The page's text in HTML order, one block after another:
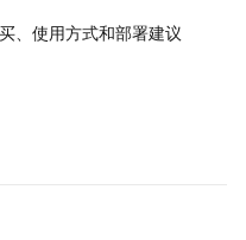
、使用方式和部署建议